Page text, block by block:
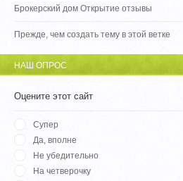
Брокерский дом Открытие отзывы
Прежде, чем создать тему в этой ветке
НАШ ОПРОС
Оцените этот сайт
Супер
Да, вполне
Не убедительно
На четверочку